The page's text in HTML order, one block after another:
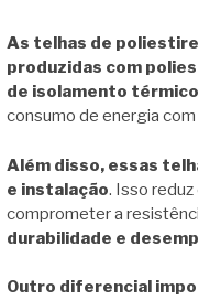
As telhas de
produzidas com
de isolamento
consumo de energia
Além disso, essas
e instalação. Isso
comprometer a
durabilidade e
Outro diferencial